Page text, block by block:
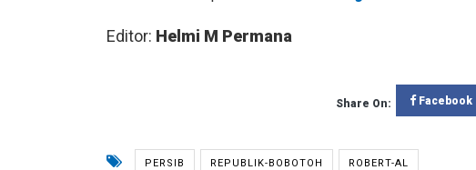
Editor: Helmi M Permana
Share On: Facebook
PERSIB REPUBLIK-BOBOTOH ROBERT-AL